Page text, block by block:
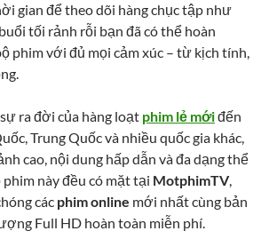
gian để theo dõi hàng chục tập như
tối rảnh rỗi bạn đã có thể hoàn
phim với đủ mọi cảm xúc – từ kịch tính,
ra đời của hàng loạt phim lẻ mớiđến
Trung Quốc và nhiều quốc gia khác,
cao, nội dung hấp dẫn và đa dạng thể
này đều có mặt tại MotphimTV,
các phim online mới nhất cùng bản
Full HD hoàn toàn miễn phí.